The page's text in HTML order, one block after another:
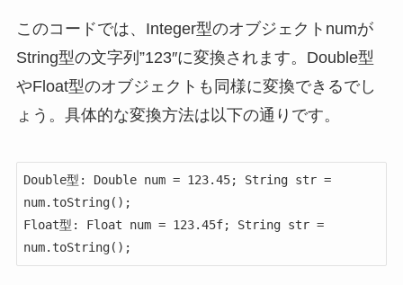
このコードでは、Integer型のオブジェクトnumが
String型の文字列”123″に変換されます。Double型
やFloat型のオブジェクトも同様に変換できるでし
ょう。具体的な変換方法は以下の通りです。
Double型: Double num = 123.45; String str =
num.toString();
Float型: Float num = 123.45f; String str =
num.toString();